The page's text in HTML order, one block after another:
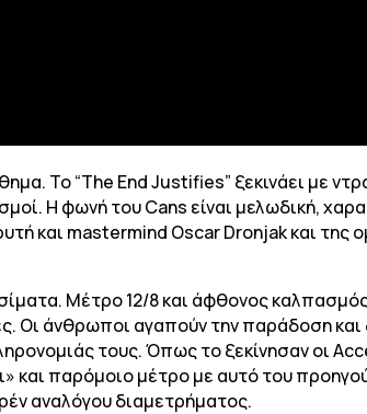
Το “The End Justifies” ξεκινάει με
Η φωνή του Cans είναι μελωδική,
και mastermind Oscar Dronjak και
Μέτρο 12/8 και άφθονος
Οι άνθρωποι αγαπούν την παράδοση και
τους. Όπως το ξεκίνησαν οι
και παρόμοιο μέτρο με αυτό του
αναλόγου διαμετρήματος.